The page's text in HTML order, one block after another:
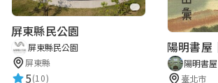
屏東縣民公園
屏東縣民公園
屏東縣
5(10)
陽明書屋
臺北市